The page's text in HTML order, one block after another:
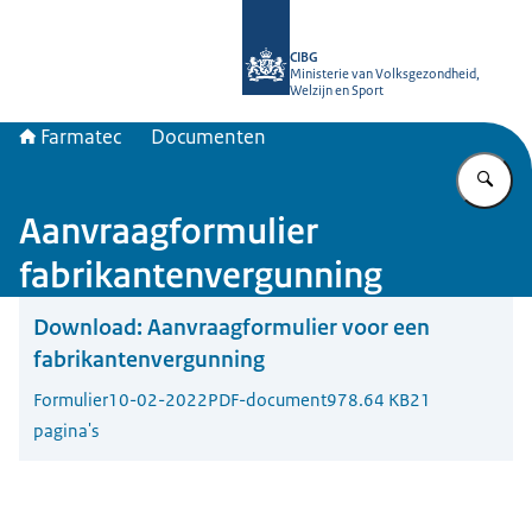
CIBG
Ministerie van Volksgezondheid,
Welzijn en Sport
Farmatec Documenten
Aanvraagformulier
fabrikantenvergunning
Download: Aanvraagformulier voor een
fabrikantenvergunning
Formulier10-02-2022PDF-document978.64 KB21
pagina's